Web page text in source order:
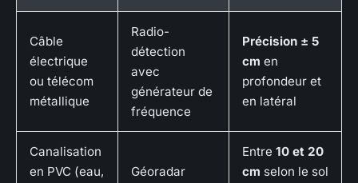
Câble
électrique
ou télécom
métallique
Radio-
détection
avec
générateur de
fréquence
Précision ± 5
cm en
profondeur et
en latéral
Canalisation
en PVC (eau,
Géoradar
Entre 10 et 20
cm selon le sol